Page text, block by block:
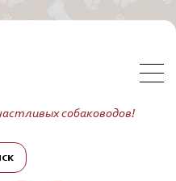
собаководов!